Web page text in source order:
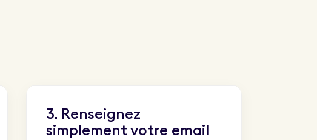
3. Renseignez
simplement votre email